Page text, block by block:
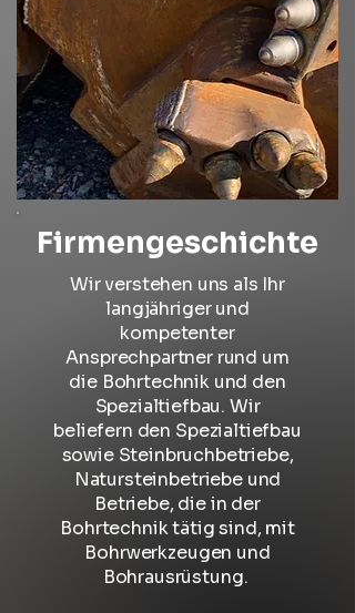
Firmengeschichte
Wir verstehen uns als Ihr
langjähriger und
kompetenter
Ansprechpartner rund um
die Bohrtechnik und den
Spezialtiefbau. Wir
beliefern den Spezialtiefbau
sowie Steinbruchbetriebe,
Natursteinbetriebe und
Betriebe, die in der
Bohrtechnik tätig sind, mit
Bohrwerkzeugen und
Bohrausrüstung.